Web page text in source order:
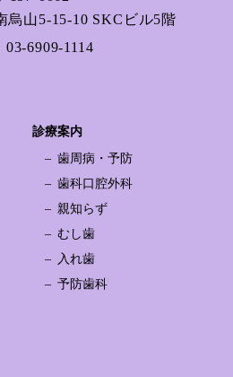
烏山5-15-10 SKCビル5階
03-6909-1114
診療案内
歯周病・予防
歯科口腔外科
親知らず
むし歯
入れ歯
予防歯科